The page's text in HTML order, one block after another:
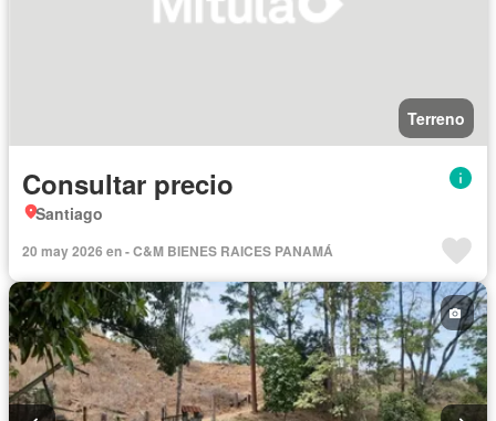
Terreno
Consultar precio
Santiago
20 may 2026 en - C&M BIENES RAICES PANAMÁ